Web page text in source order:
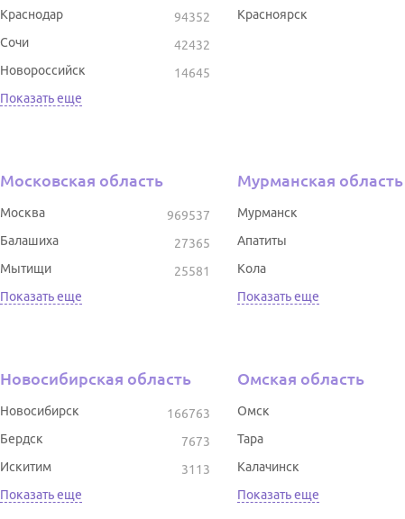
94352
Краснодар
42432
Сочи
14645
Новороссийск
Показать еще
Красноярск
Московская область
969537
Москва
27365
Балашиха
25581
Мытищи
Показать еще
Мурманская область
Мурманск
Апатиты
Кола
Показать еще
Новосибирская область
166763
Новосибирск
7673
Бердск
3113
Искитим
Показать еще
Омская область
Омск
Тара
Калачинск
Показать еще